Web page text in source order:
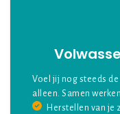
Voel jij nog steeds
alleen. Samen
Herstellen van je